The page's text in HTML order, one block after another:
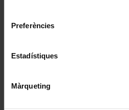
Preferències
Estadístiques
Màrqueting